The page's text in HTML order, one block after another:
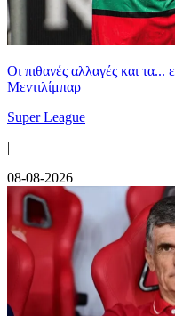
Οι πιθανές αλλαγές και
Μεντιλίμπαρ
Super League
|
08-08-2026